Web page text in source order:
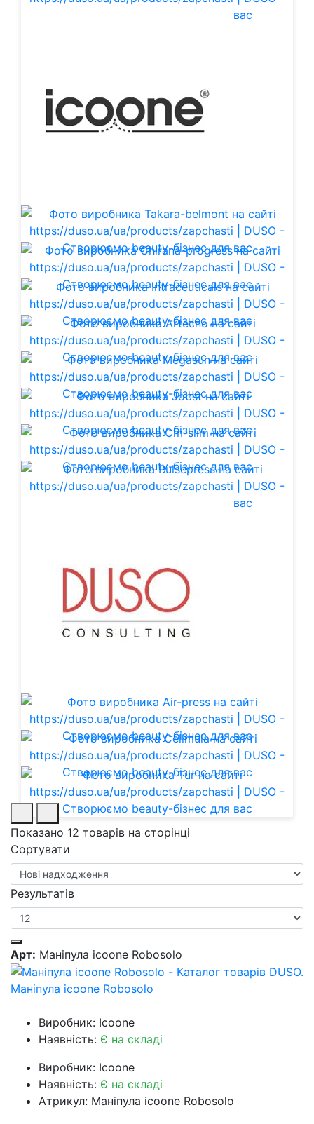
Показано 12 товарів на сторінці
Сортувати
Результатів
Арт: Маніпула icoone Robosolo
Маніпула icoone Robosolo
Виробник: Icoone
Наявність: Є на складі
Виробник: Icoone
Наявність: Є на складі
Атрикул: Маніпула icoone Robosolo